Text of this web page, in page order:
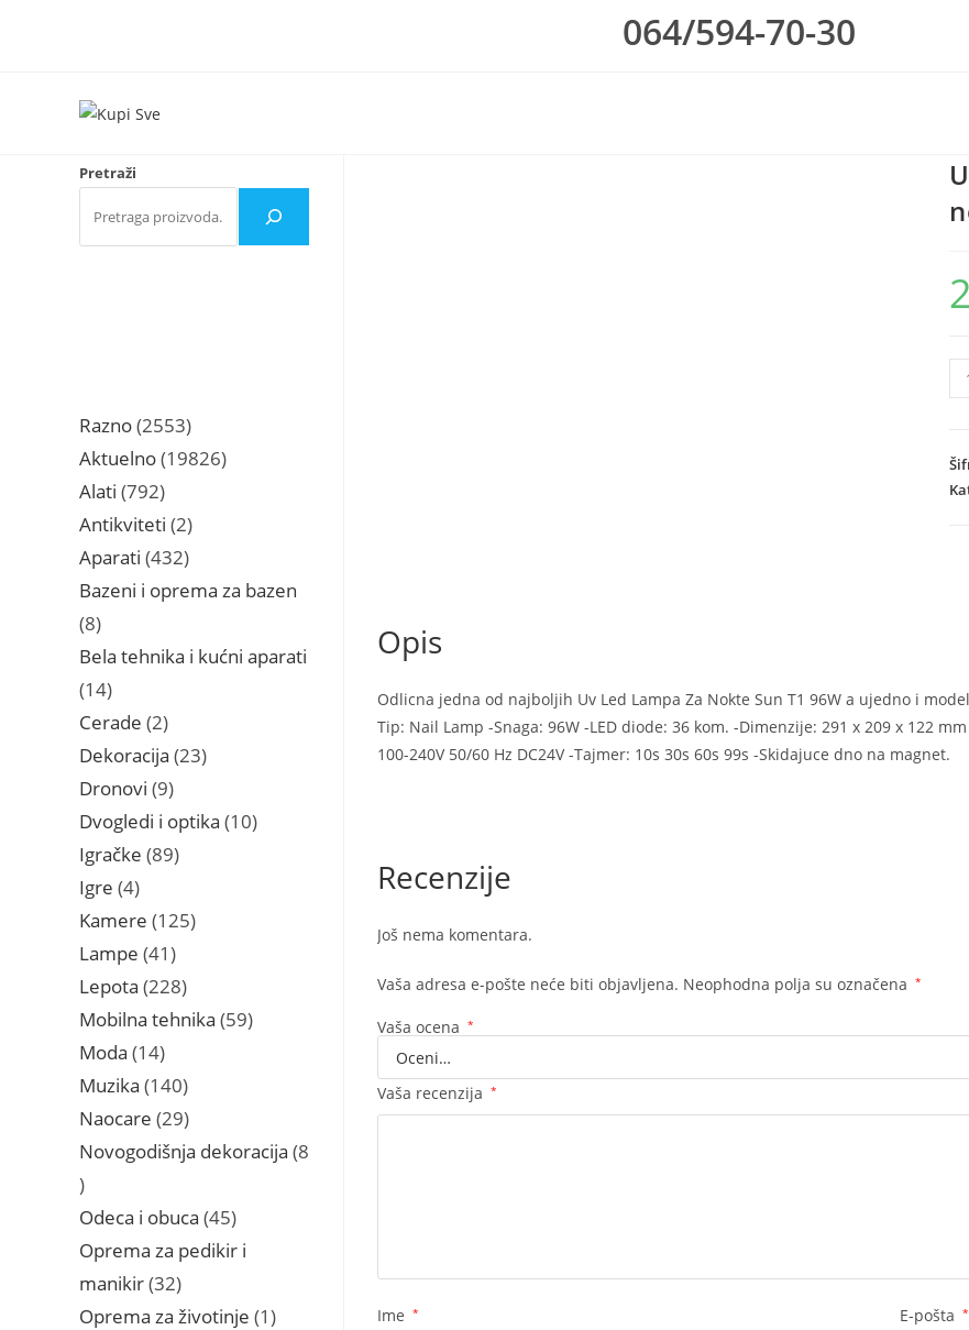
064/594-70-30
Uv
za
Opis
Odlicna jedna od najboljih Uv Led Lampa Za Nokte Sun T1 96W a ujedno i
Tip: Nail Lamp -Snaga: 96W -LED diode: 36 kom. -Dimenzije: 291 x 209 x 122
100-240V 50/60 Hz DC24V -Tajmer: 10s 30s 60s 99s -Skidajuce dno na magnet.
Recenzije
Još nema komentara.
Vaša adresa e-pošte neće biti objavljena. Neophodna polja su označena *
Vaša ocena *
Vaša recenzija *
Ime * E-pošta *
Pretraži
Razno 25532553
proizvoda
Aktuelno 1982619826
Alati 792792
proizvoda
Antikviteti 22
proizvoda
Aparati 432432
proizvoda
Bazeni i oprema za bazen
88
proizvoda
Bela tehnika i kućni aparati
1414
proizvoda
Cerade 22
proizvoda
Dekoracija 2323
Dronovi 99
proizvoda
Dvogledi i optika 1010
Igračke 8989
Igre 44
proizvoda
Kamere 125125
Lampe 41 41
proizvod
Lepota 228228
proizvoda
Mobilna tehnika 5959
Moda 1414
proizvoda
Muzika 140140
proizvoda
Naocare 2929
proizvoda
Novogodišnja dekoracija 8
8
proizvoda
Odeca i obuca 4545
proizvoda
Oprema za pedikir i
manikir 3232
proizvoda
Oprema za životinje 1 1